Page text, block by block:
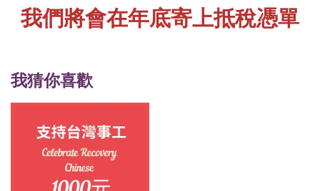
我們將會在年底寄上抵稅憑單
我猜你喜歡